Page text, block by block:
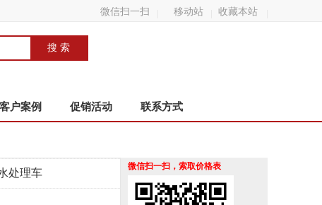
微信扫一扫 移动站 收藏本站
客户案例 促销活动 联系方式
处理车
微信扫一扫，索取价格表